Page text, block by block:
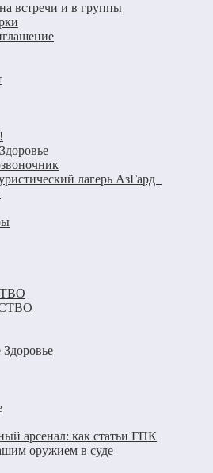
встречи и в группы
лагерь АзГард
арсенал: как статьи ГПК
оружием в суде